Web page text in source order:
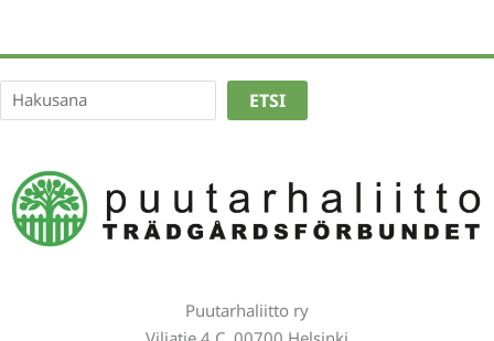
joulu
alkaa
kestävistä
Etsi
ETSI
Puutarhaliitto ry